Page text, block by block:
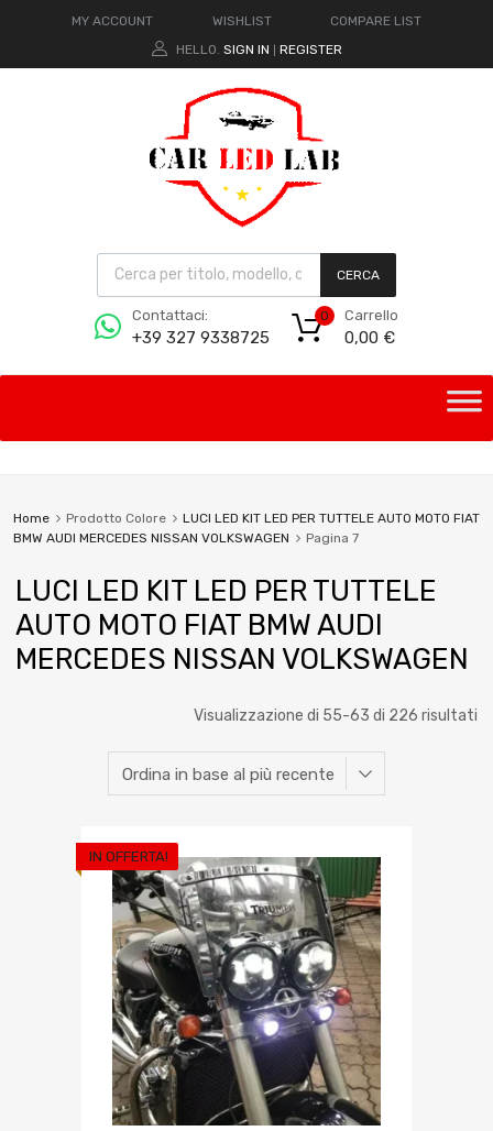
MY ACCOUNT WISHLIST
COMPARE LIST
HELLO. SIGN IN REGISTER
CERCA
Contattaci:
+39 327 9338725
Carrello
0,00 €
0
Home Prodotto Colore
LUCI LED KIT LED PER TUTTELE AUTO MOTO FIAT
BMW AUDI MERCEDES NISSAN VOLKSWAGEN
Pagina 7
LUCI LED KIT LED PER TUTTELE
AUTO MOTO FIAT BMW AUDI
MERCEDES NISSAN VOLKSWAGEN
Visualizzazione di 55-63 di 226 risultati
IN OFFERTA!